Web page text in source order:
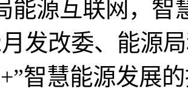
源互联网，智
月发改委、能源
智慧能源发展